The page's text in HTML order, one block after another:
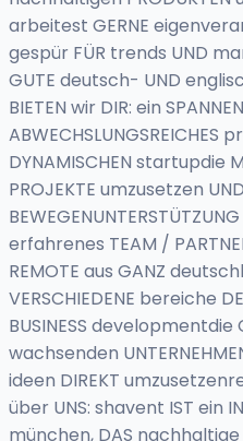
arbeitest GERNE
gespür FÜR trends UND
GUTE deutsch- UND
BIETEN wir DIR: ein
ABWECHSLUNGSREICHES
DYNAMISCHEN startupdie
PROJEKTE umzusetzen
erfahrenes TEAM /
REMOTE aus GANZ
VERSCHIEDENE bereiche
BUSINESS developmentdie
wachsenden
ideen DIREKT
über UNS: shavent IST ein
münchen, DAS